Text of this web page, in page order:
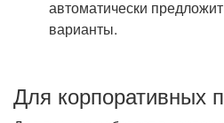
автоматически
варианты.
Для корпоративных